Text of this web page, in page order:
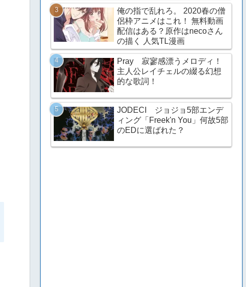
俺の指で乱れろ。 2020春の僧
侶枠アニメはこれ！ 無料動画
配信はある？原作はnecoさん
の描く 人気TL漫画
Pray 寂寥感漂うメロディ！
主人公レイチェルの綴る幻想
的な歌詞！
JODECI ジョジョ5部エンデ
ィング「Freek'n You」何故5部
のEDに選ばれた？